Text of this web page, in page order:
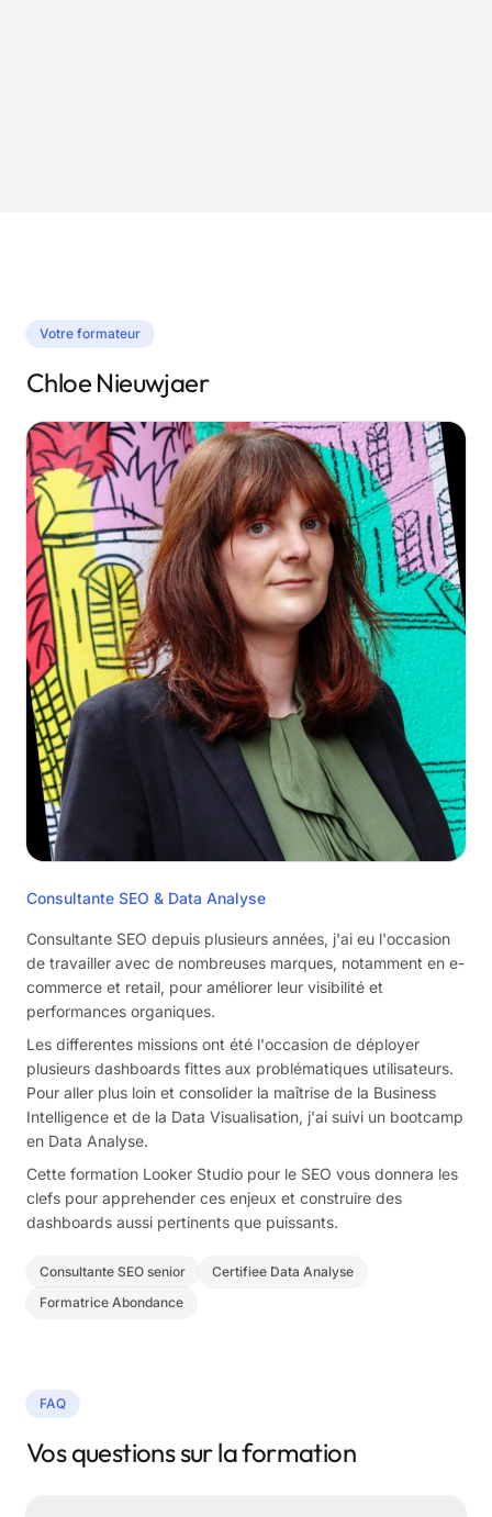
Votre formateur
Chloe Nieuwjaer
Consultante SEO & Data Analyse
Consultante SEO depuis plusieurs années, j'ai eu l'occasion
de travailler avec de nombreuses marques, notamment en e-
commerce et retail, pour améliorer leur visibilité et
performances organiques.
Les differentes missions ont été l'occasion de déployer
plusieurs dashboards fittes aux problématiques utilisateurs.
Pour aller plus loin et consolider la maîtrise de la Business
Intelligence et de la Data Visualisation, j'ai suivi un bootcamp
en Data Analyse.
Cette formation Looker Studio pour le SEO vous donnera les
clefs pour apprehender ces enjeux et construire des
dashboards aussi pertinents que puissants.
Consultante SEO senior
Certifiee Data Analyse
Formatrice Abondance
FAQ
Vos questions sur la formation